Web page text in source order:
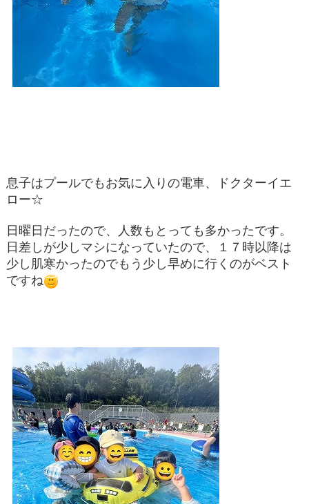
息子はプールでもお気に入りの電車、ドクターイエ
ロー☆
日曜日だったので、人数もとっても多かったです。
日差しが少しマシになっていたので、１７時以降は
少し肌寒かったのでもう少し早めに行くのがベスト
ですね